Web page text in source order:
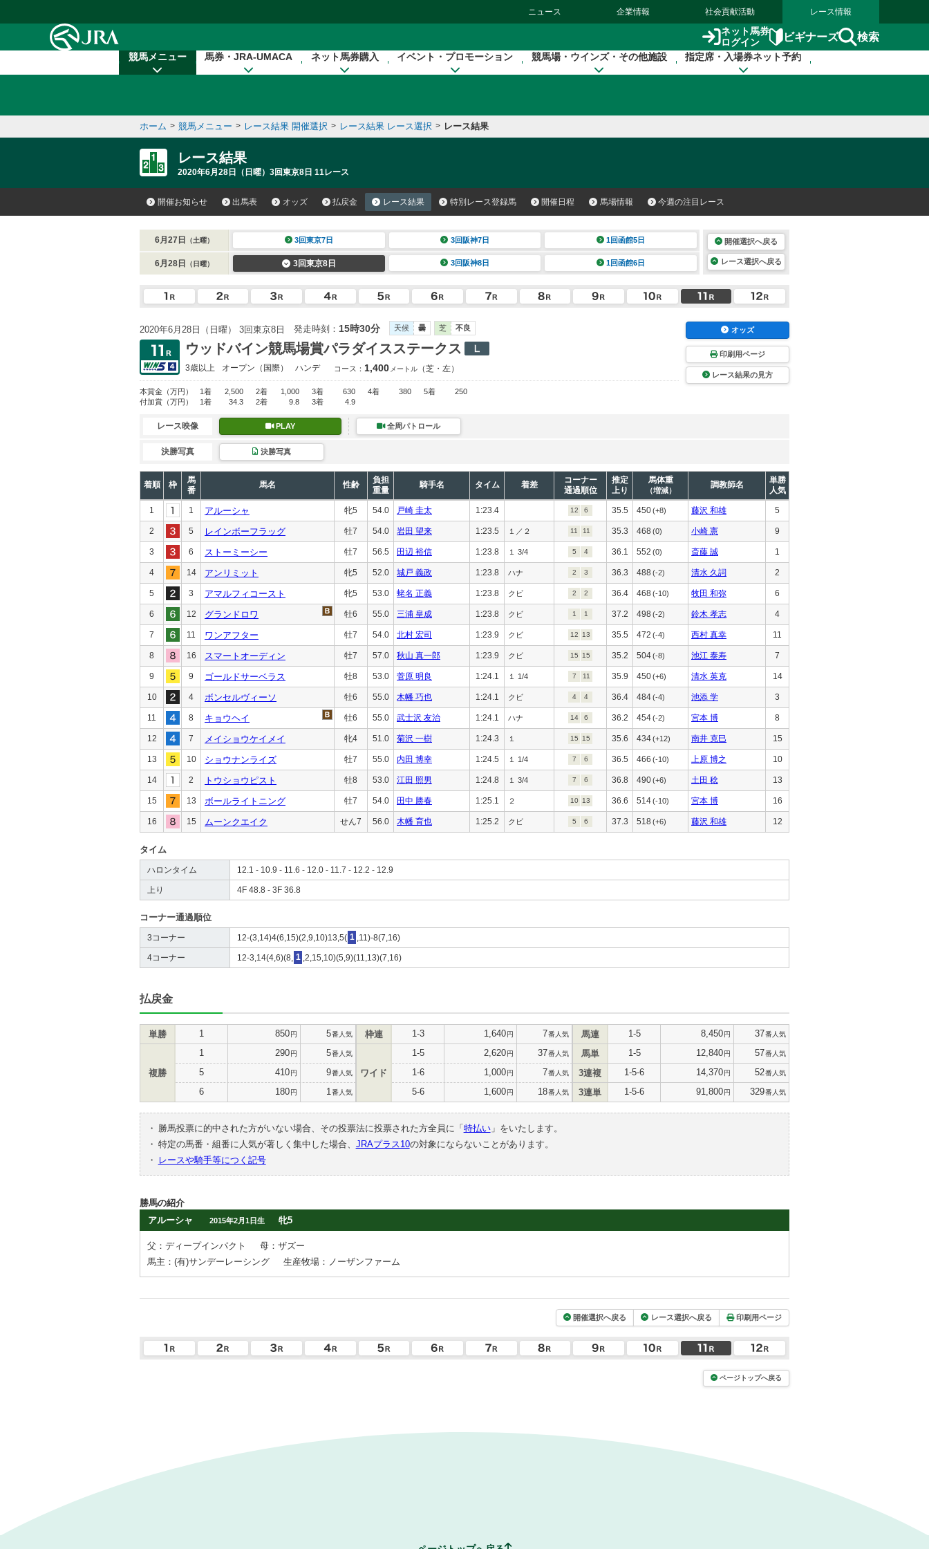
ニュース 企業情報 社会貢献活動 レース情報
ネット馬券
ログイン
ビギナーズ 検索
競馬メニュー 馬券・JRA-UMACA ネット馬券購入 イベント・プロモーション 競馬場・ウインズ・その他施設 指定席・入場券ネット予約
ホーム > 競馬メニュー > レース結果 開催選択 > レース結果 レース選択 > レース結果
レース結果
2020年6月28日（日曜）3回東京8日 11レース
開催お知らせ 出馬表 オッズ 払戻金 レース結果 特別レース登録馬 開催日程 馬場情報 今週の注目レース
6月27日 （土曜） 3回東京7日 3回阪神7日 1回函館5日
6月28日 （日曜） 3回東京8日 3回阪神8日 1回函館6日
開催選択へ戻る
レース選択へ戻る
2020年6月28日（日曜） 3回東京8日 発走時刻： 15時30分 天候 曇 芝 不良
ウッドバイン競馬場賞パラダイスステークス
3歳以上 オープン （国際） ハンデ コース： 1,400 メートル （芝・左）
本賞金 （万円） 1着 2,500 2着 1,000 3着 630 4着 380 5着
250
付加賞 （万円） 1着 34.3 2着 9.8 3着 4.9
オッズ
印刷用ページ
レース結果の見方
レース映像 PLAY 全周パトロール
決勝写真 決勝写真
着順 枠
馬
番
馬名 性齢
負担
重量
騎手名 タイム 着差
コーナー
通過順位
推定
上り
馬体重
（増減）
調教師名
単勝
人気
1 1 アルーシャ 牝5 54.0 戸崎 圭太 1:23.4 12 6 35.5 450(+8) 藤沢 和雄 5
2 5 レインボーフラッグ 牡7 54.0 岩田 望来 1:23.5 １／２ 11 11 35.3 468 (0) 小崎 憲 9
3 6 ストーミーシー 牡7 56.5 田辺 裕信 1:23.8 １ 3/4 5 4 36.1 552 (0) 斎藤 誠 1
4 14 アンリミット 牝5 52.0 城戸 義政 1:23.8 ハナ 2 3 36.3 488 (-2) 清水 久詞 2
5 3 アマルフィコースト 牝5 53.0 蛯名 正義 1:23.8 クビ 2 2 36.4 468(-10) 牧田 和弥 6
6 12 グランドロワ 牡6 55.0 三浦 皇成 1:23.8 クビ 1 1 37.2 498 (-2) 鈴木 孝志 4
7 11 ワンアフター 牡7 54.0 北村 宏司 1:23.9 クビ 12 13 35.5 472 (-4) 西村 真幸 11
8 16 スマートオーディン 牡7 57.0 秋山 真一郎 1:23.9 クビ 15 15 35.2 504(-8) 池江 泰寿 7
9 9 ゴールドサーベラス 牡8 53.0 菅原 明良 1:24.1 １ 1/4 7 11 35.9 450(+6) 清水 英克 14
10 4 ボンセルヴィーソ 牡6 55.0 木幡 巧也 1:24.1 クビ 4 4 36.4 484(-4) 池添 学 3
11 8 キョウヘイ 牡6 55.0 武士沢 友治 1:24.1 ハナ 14 6 36.2 454(-2) 宮本 博 8
12 7 メイショウケイメイ 牝4 51.0 菊沢 一樹 1:24.3 １ 15 15 35.6 434(+12) 南井 克巳 15
13 10 ショウナンライズ 牡7 55.0 内田 博幸 1:24.5 １ 1/4 7 6 36.5 466 (-10) 上原 博之 10
14 2 トウショウピスト 牡8 53.0 江田 照男 1:24.8 １ 3/4 7 6 36.8 490(+6) 土田 稔 13
15 13 ボールライトニング 牡7 54.0 田中 勝春 1:25.1 ２ 10 13 36.6 514(-10) 宮本 博 16
16 15 ムーンクエイク せん7 56.0 木幡 育也 1:25.2 クビ 5 6 37.3 518 (+6) 藤沢 和雄 12
タイム
ハロンタイム 12.1 - 10.9 - 11.6 - 12.0 - 11.7 - 12.2 - 12.9
上り 4F 48.8 - 3F 36.8
コーナー通過順位
3コーナー 12-(3,14)4(6,15)(2,9,10)13,5( 1 ,11)-8(7,16)
4コーナー 12-3,14(4,6)(8, 1 ,2,15,10)(5,9)(11,13)(7,16)
払戻金
単勝 1 850円 5番人気
複勝
1 290円 5番人気
5 410円 9番人気
6 180円 1 番人気
枠連 1-3 1,640円 7番人気
ワイド
1-5 2,620円 37番人気
1-6 1,000円 7番人気
5-6 1,600円 18番人気
馬連 1-5 8,450円 37番人気
馬単 1-5 12,840円 57番人気
3連複 1-5-6 14,370円 52番人気
3連単 1-5-6 91,800円 329番人気
・ 勝馬投票に的中された方がいない場合、その投票法に投票された方全員に「 特払い」をいたします。
・ 特定の馬番・組番に人気が著しく集中した場合、 JRAプラス10の対象にならないことがあります。
・
レースや騎手等につく記号
勝馬の紹介
アルーシャ
2015年2月1日生 牝5
父：ディープインパクト
母：ザズー
馬主：(有)サンデーレーシング
生産牧場：ノーザンファーム
開催選択へ戻る レース選択へ戻る 印刷用ページ
ページトップへ戻る